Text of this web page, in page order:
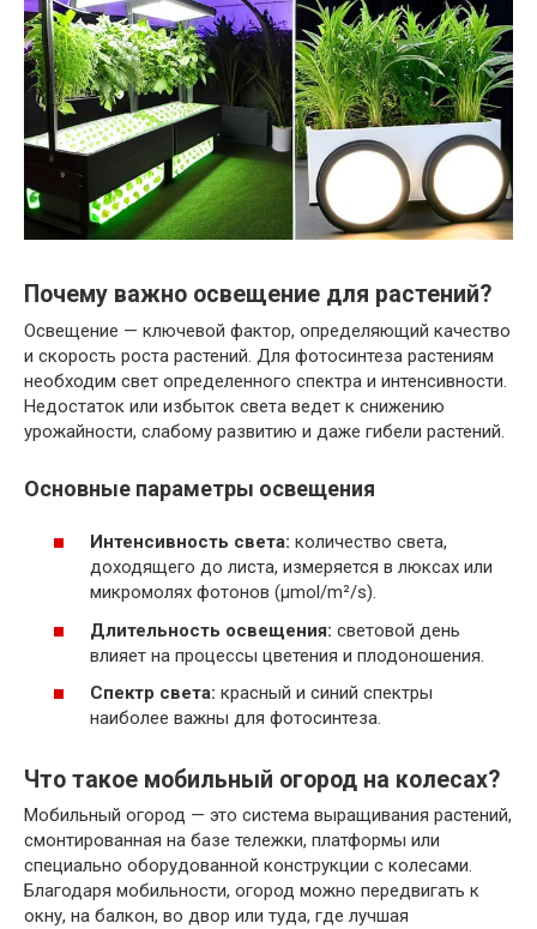
Почему важно освещение для растений?
Освещение — ключевой фактор, определяющий качество
и скорость роста растений. Для фотосинтеза растениям
необходим свет определенного спектра и интенсивности.
Недостаток или избыток света ведет к снижению
урожайности, слабому развитию и даже гибели растений.
Основные параметры освещения
Интенсивность света: количество света,
доходящего до листа, измеряется в люксах или
микромолях фотонов (µmol/m²/s).
Длительность освещения: световой день
влияет на процессы цветения и плодоношения.
Спектр света: красный и синий спектры
наиболее важны для фотосинтеза.
Что такое мобильный огород на колесах?
Мобильный огород — это система выращивания растений,
смонтированная на базе тележки, платформы или
специально оборудованной конструкции с колесами.
Благодаря мобильности, огород можно передвигать к
окну, на балкон, во двор или туда, где лучшая